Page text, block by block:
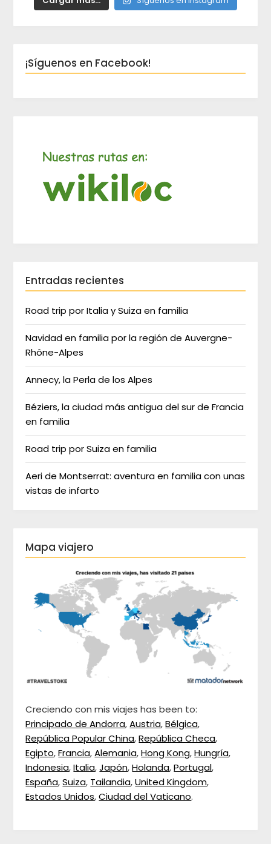
¡Síguenos en Facebook!
Entradas recientes
Road trip por Italia y Suiza en familia
Navidad en familia por la región de Auvergne-
Rhône-Alpes
Annecy, la Perla de los Alpes
Béziers, la ciudad más antigua del sur de Francia
en familia
Road trip por Suiza en familia
Aeri de Montserrat: aventura en familia con unas
vistas de infarto
Mapa viajero
Creciendo con mis viajes has been to:
Principado de Andorra,Austria,Bélgica,
República Popular China,República Checa,
Egipto,Francia,Alemania,Hong Kong,Hungría,
Indonesia,Italia,Japón,Holanda,Portugal,
España,Suiza, Tailandia,United Kingdom,
Estados Unidos,Ciudad del Vaticano.